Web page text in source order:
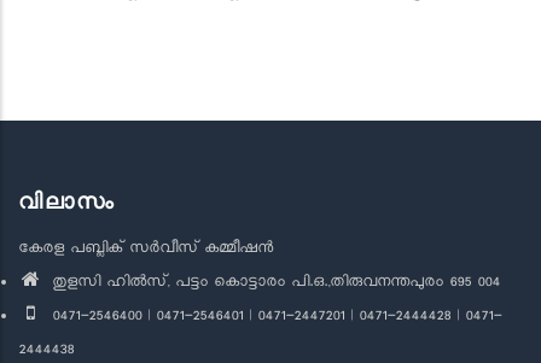
വിലാസം
കേരള പബ്ലിക് സർവീസ് കമ്മീഷൻ
തുളസി ഹിൽസ്, പട്ടം കൊട്ടാരം പി.ഒ.,തിരുവനന്തപുരം 695 004
0471-2546400 | 0471-2546401 | 0471-2447201 | 0471-2444428 | 0471-
2444438